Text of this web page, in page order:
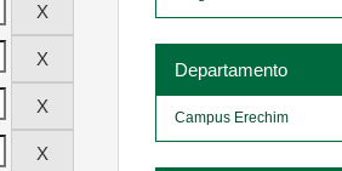
Departamento
Campus Erechim